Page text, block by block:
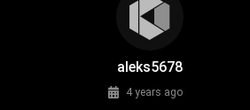
aleks5678
4 years ago